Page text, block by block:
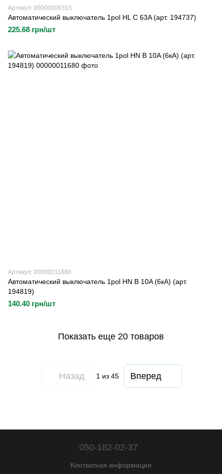
Артикул: 00000006315
Автоматический выключатель 1pol HL C 63A (арт. 194737)
225.68 грн/шт
Артикул: 00000011680
Автоматический выключатель 1pol HN B 10A (6кА) (арт.
194819)
140.40 грн/шт
Показать еще 20 товаров
Назад 1 из 45 Вперед
050-182-02-37
Контактная информация